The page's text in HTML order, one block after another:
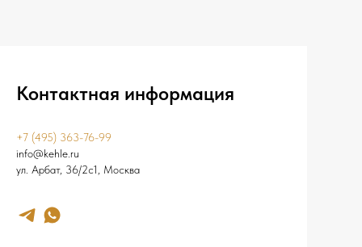
Контактная информация
+7 (495) 363-76-99
info@kehle.ru
ул. Арбат, 36/2с1, Москва